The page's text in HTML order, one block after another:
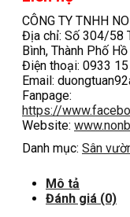
CÔNG TY TNHH
Địa chỉ: Số 304/58
Bình, Thành Phố
Điện thoại: 0933
Email:
Fanpage:
https://
Website:
Danh mục: Sân
Mô tả
Đánh giá (0)